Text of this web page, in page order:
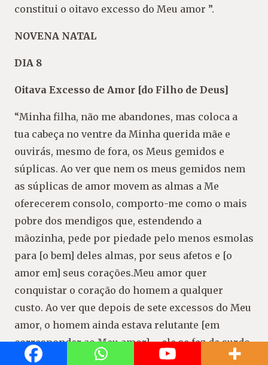
constitui o oitavo excesso do Meu amor ”.
NOVENA NATAL
DIA 8
Oitava Excesso de Amor [do Filho de Deus]
“Minha filha, não me abandones, mas coloca a
tua cabeça no ventre da Minha querida mãe e
ouvirás, mesmo de fora, os Meus gemidos e
súplicas. Ao ver que nem os meus gemidos nem
as súplicas de amor movem as almas a Me
oferecerem consolo, comporto-me como o mais
pobre dos mendigos que, estendendo a
mãozinha, pede por piedade pelo menos esmolas
para [o bem] deles almas, por seus afetos e [o
amor em] seus corações.Meu amor quer
conquistar o coração do homem a qualquer
custo. Ao ver que depois de sete excessos do Meu
amor, o homem ainda estava relutante [em
corresponder ao Meu amor] – ele se fez de surdo
e não se importou comigo nem desejou se